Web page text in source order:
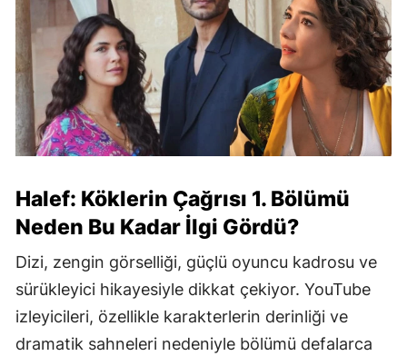
Halef: Köklerin Çağrısı 1. Bölümü
Neden Bu Kadar İlgi Gördü?
Dizi, zengin görselliği, güçlü oyuncu kadrosu ve
sürükleyici hikayesiyle dikkat çekiyor. YouTube
izleyicileri, özellikle karakterlerin derinliği ve
dramatik sahneleri nedeniyle bölümü defalarca